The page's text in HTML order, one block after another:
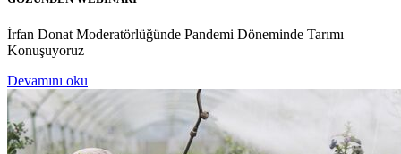
İrfan Donat Moderatörlüğünde Pandemi Döneminde Tarımı
Konuşuyoruz
Devamını oku